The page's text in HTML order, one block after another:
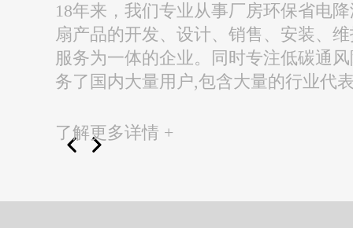
18年来，我们专业从事厂房环保省电
扇产品的开发、设计、销售、安装、
服务为一体的企业。同时专注低碳通
务了国内大量用户,包含大量的行业代
了解更多详情 +